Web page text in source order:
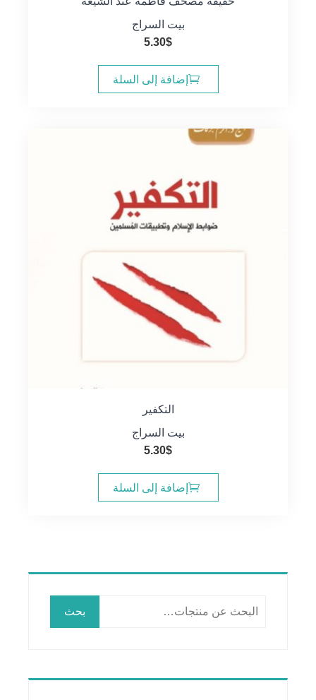
بيت السراج
5.30$
إضافة إلى السلة
التكفير
بيت السراج
5.30$
إضافة إلى السلة
بحث